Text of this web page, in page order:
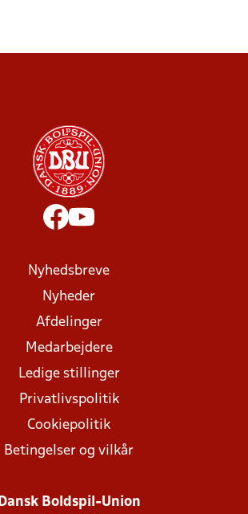
Nyhedsbreve
Nyheder
Afdelinger
Medarbejdere
Ledige stillinger
Privatlivspolitik
Cookiepolitik
Betingelser og vilkår
Dansk Boldspil-Union